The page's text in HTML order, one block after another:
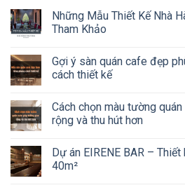
Những Mẫu Thiết Kế Nhà
Tham Khảo
Gợi ý sàn quán cafe đẹp
cách thiết kế
Cách chọn màu tường
rộng và thu hút hơn
Dự án EIRENE BAR –
40m²